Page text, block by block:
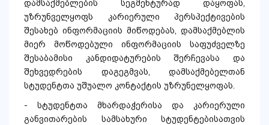
დამსაქმებლების სეგმენტურად დაყოფას,
უზრუნველყოფს კარიერული პერსპექტივების
შესახებ ინფორმაციის მიწოდებას, დამსაქმებლის
მიერ მოწოდებული ინფორმაციის საფუძველზე
შესაბამისი კანდიდატურების შერჩევასა და
შეხვედრების დაგეგმვას, დამსაქმებელთან
სტუდენტთა უშუალო კონტაქტის უზრუნელყოფას.
- სტუდენტთა მხარდაჭერისა და კარიერული
განვითარების სამსახური სტუდენტებისათვის